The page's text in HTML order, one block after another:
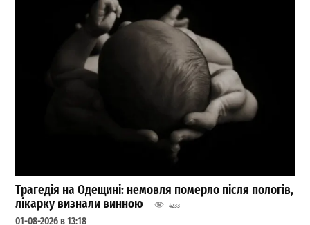
Трагедія на Одещині: немовля померло після пологів,
лікарку визнали винною
4233
01-08-2026 в 13:18